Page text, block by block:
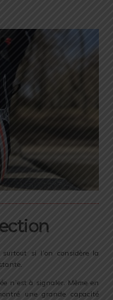
surtout si l’on considère la
n’est à signaler. Même en
une grande capacité